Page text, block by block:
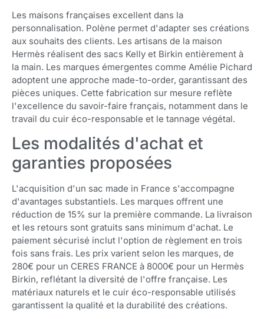
Les maisons françaises excellent dans la
personnalisation. Polène permet d'adapter ses créations
aux souhaits des clients. Les artisans de la maison
Hermès réalisent des sacs Kelly et Birkin entièrement à
la main. Les marques émergentes comme Amélie Pichard
adoptent une approche made-to-order, garantissant des
pièces uniques. Cette fabrication sur mesure reflète
l'excellence du savoir-faire français, notamment dans le
travail du cuir éco-responsable et le tannage végétal.
Les modalités d'achat et
garanties proposées
L'acquisition d'un sac made in France s'accompagne
d'avantages substantiels. Les marques offrent une
réduction de 15% sur la première commande. La livraison
et les retours sont gratuits sans minimum d'achat. Le
paiement sécurisé inclut l'option de règlement en trois
fois sans frais. Les prix varient selon les marques, de
280€ pour un CERES FRANCE à 8000€ pour un Hermès
Birkin, reflétant la diversité de l'offre française. Les
matériaux naturels et le cuir éco-responsable utilisés
garantissent la qualité et la durabilité des créations.